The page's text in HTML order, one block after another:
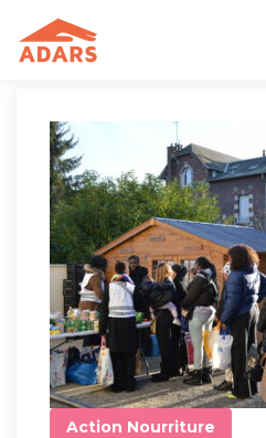
Action Nourriture